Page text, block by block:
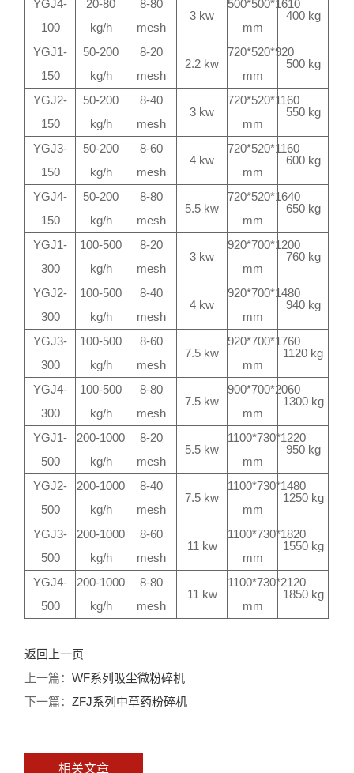
YGJ4-
100
20-80
kg/h
8-80
mesh
3 kw
500*500*1610
mm
400 kg
YGJ1-
150
50-200
kg/h
8-20
mesh
2.2 kw
720*520*920
mm
500 kg
YGJ2-
150
50-200
kg/h
8-40
mesh
3 kw
720*520*1160
mm
550 kg
YGJ3-
150
50-200
kg/h
8-60
mesh
4 kw
720*520*1160
mm
600 kg
YGJ4-
150
50-200
kg/h
8-80
mesh
5.5 kw
720*520*1640
mm
650 kg
YGJ1-
300
100-500
kg/h
8-20
mesh
3 kw
920*700*1200
mm
760 kg
YGJ2-
300
100-500
kg/h
8-40
mesh
4 kw
920*700*1480
mm
940 kg
YGJ3-
300
100-500
kg/h
8-60
mesh
7.5 kw
920*700*1760
mm
1120 kg
YGJ4-
300
100-500
kg/h
8-80
mesh
7.5 kw
900*700*2060
mm
1300 kg
YGJ1-
500
200-1000
kg/h
8-20
mesh
5.5 kw
1100*730*1220
mm
950 kg
YGJ2-
500
200-1000
kg/h
8-40
mesh
7.5 kw
1100*730*1480
mm
1250 kg
YGJ3-
500
200-1000
kg/h
8-60
mesh
11 kw
1100*730*1820
mm
1550 kg
YGJ4-
500
200-1000
kg/h
8-80
mesh
11 kw
1100*730*2120
mm
1850 kg
返回上一页
上一篇：WF系列吸尘微粉碎机
下一篇：ZFJ系列中草药粉碎机
相关文章